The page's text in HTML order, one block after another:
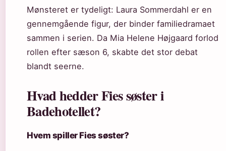
Mønsteret er tydeligt: Laura Sommerdahl er en
gennemgående figur, der binder familiedramaet
sammen i serien. Da Mia Helene Højgaard forlod
rollen efter sæson 6, skabte det stor debat
blandt seerne.
Hvad hedder Fies søster i
Badehotellet?
Hvem spiller Fies søster?